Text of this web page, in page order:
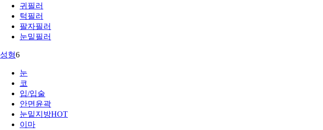
귀필러
턱필러
팔자필러
눈밑필러
성형6
눈
코
입/입술
안면윤곽
눈밑지방HOT
이마